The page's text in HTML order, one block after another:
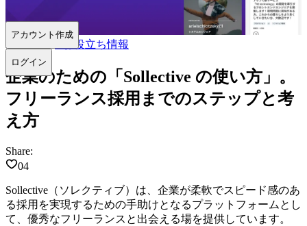
アカウント作成
ログイン
2022.05.30 お役立ち情報
企業のための「Sollective の使い方」。
フリーランス採用までのステップと考
え方
Share:
04
Sollective（ソレクティブ）は、企業が柔軟でスピード感のあ
る採用を実現するための手助けとなるプラットフォームとし
て、優秀なフリーランスと出会える場を提供しています。